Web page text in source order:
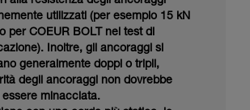
utilizzati (per esempio 15 kN
per COEUR BOLT nei test di
Inoltre, gli ancoraggi si
generalmente doppi o tripli,
degli ancoraggi non dovrebbe
essere minacciata.